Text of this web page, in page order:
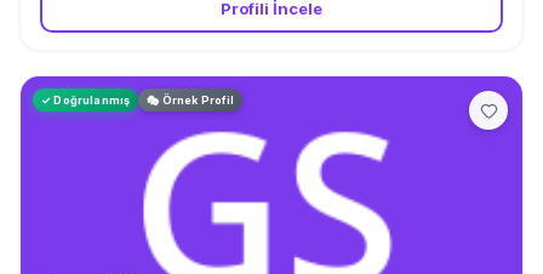
Profili İncele
✓ Doğrulanmış 🎭 Örnek Profil